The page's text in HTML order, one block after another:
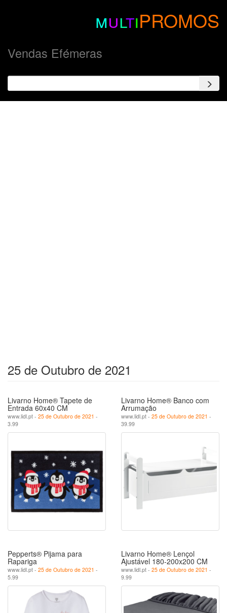
multiPROMOS
Vendas Efémeras
25 de Outubro de 2021
Livarno Home® Tapete de
Entrada 60x40 CM
www.lidl.pt - 25 de Outubro de 2021 -
3.99
Livarno Home® Banco com
Arrumação
www.lidl.pt - 25 de Outubro de 2021 -
39.99
Pepperts® Pijama para
Rapariga
www.lidl.pt - 25 de Outubro de 2021 -
5.99
Livarno Home® Lençol
Ajustável 180-200x200 CM
www.lidl.pt - 25 de Outubro de 2021 -
9.99